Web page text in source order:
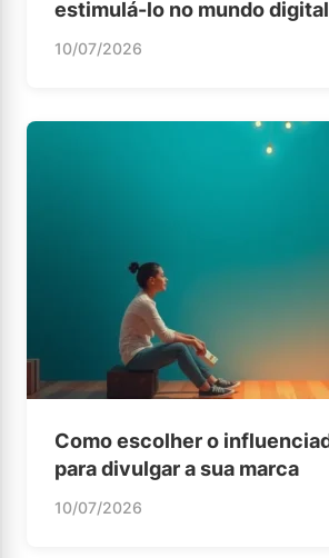
estimulá-lo no mundo digital
10/07/2026
Como escolher o
para divulgar a sua marca
10/07/2026